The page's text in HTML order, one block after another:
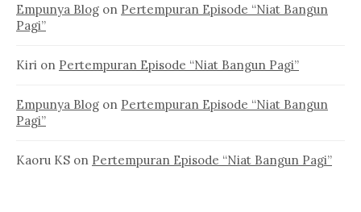
Empunya Blog on Pertempuran Episode “Niat Bangun
Pagi”
Kiri on Pertempuran Episode “Niat Bangun Pagi”
Empunya Blog on Pertempuran Episode “Niat Bangun
Pagi”
Kaoru KS on Pertempuran Episode “Niat Bangun Pagi”